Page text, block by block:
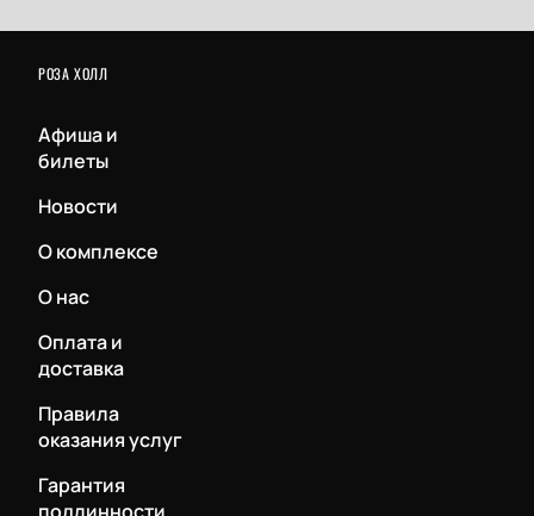
РОЗА ХОЛЛ
Афиша и
билеты
Новости
О комплексе
О нас
Оплата и
доставка
Правила
оказания услуг
Гарантия